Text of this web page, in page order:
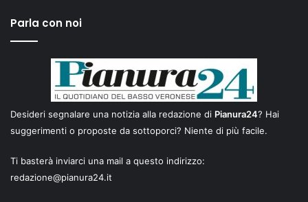
Parla con noi
Desideri segnalare una notizia alla redazione di Pianura24? Hai
suggerimenti o proposte da sottoporci? Niente di più facile.
Ti basterà inviarci una mail a questo indirizzo:
redazione@pianura24.it